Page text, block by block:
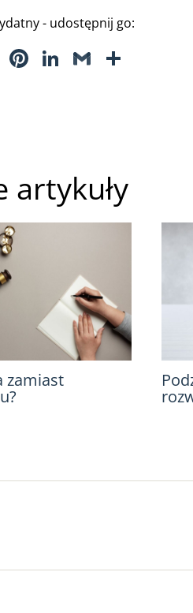
- udostępnij go:
E Pi Li
n
G
artykuły
zamiast